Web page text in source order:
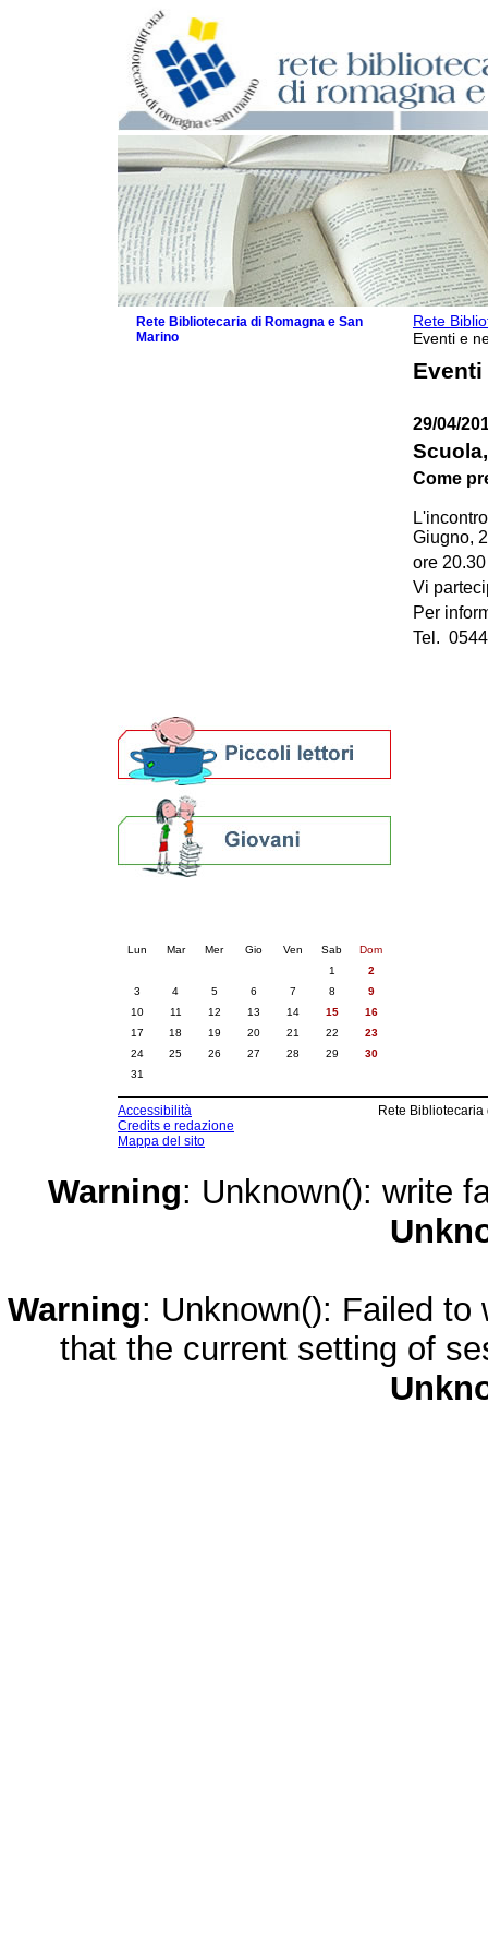
Rete
Eventi e
Eventi
29/04/
Come
Giugno,
ore 20.30
Vi
Per
Tel.
Rete Bibliotecaria di Romagna e San
Marino
Lun Mar Mer Gio Ven Sab
Dom
1
2
3
4 5 6 7 8
9
10
11 12 13 14 15
16
17
18 19 20 21 22
23
24
25 26 27 28 29
30
31
Accessibilità
Credits e redazione
Mappa del sito
Rete
Warning: Unknown(): write
Warning: Unknown(): Failed
that the current setting of